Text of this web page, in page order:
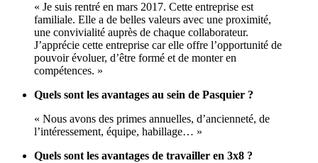
« Je suis rentré en mars 2017. Cette entreprise est
familiale. Elle a de belles valeurs avec une proximité,
une convivialité auprès de chaque collaborateur.
J’apprécie cette entreprise car elle offre l’opportunité de
pouvoir évoluer, d’être formé et de monter en
compétences. »
Quels sont les avantages au sein de Pasquier ?
« Nous avons des primes annuelles, d’ancienneté, de
l’intéressement, équipe, habillage… »
Quels sont les avantages de travailler en 3x8 ?